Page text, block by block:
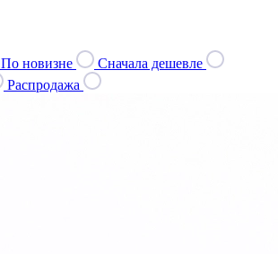
По новизне
Сначала дешевле
Распродажа